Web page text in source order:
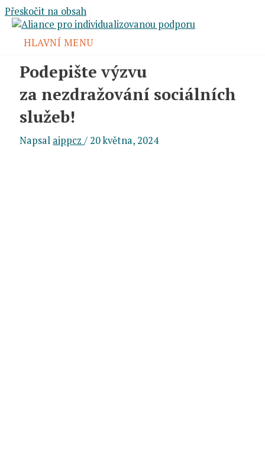
Přeskočit na obsah
HLAVNÍ MENU
Podepište výzvu
za nezdražování sociálních
služeb!
Napsal aippcz/ 20 května, 2024